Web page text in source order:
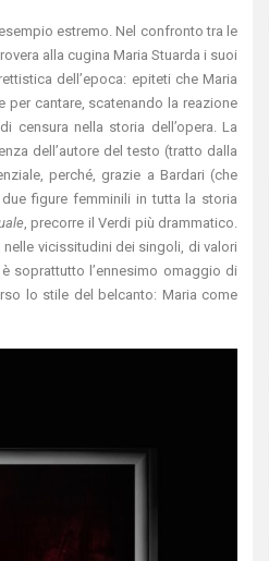
estremo. Nel confronto tra le
alla cugina Maria Stuarda i suoi
dell’epoca: epiteti che Maria
per cantare, scatenando la reazione
nella storia dell’opera. La
dell’autore del testo (tratto dalla
perché, grazie a Bardari (che
figure femminili in tutta la storia
, precorre il Verdi più drammatico.
vicissitudini dei singoli, di valori
è soprattutto l’ennesimo omaggio di
lo stile del belcanto: Maria come